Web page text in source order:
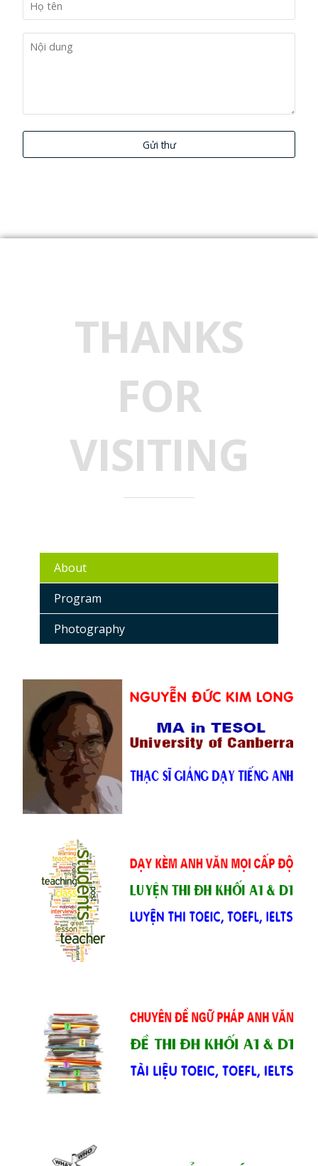
Gửi thư
THANKS
FOR
VISITING
About
Program
Photography